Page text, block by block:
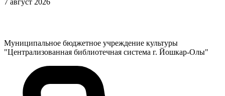
7 август 2026
Муниципальное бюджетное учреждение культуры
"Централизованная библиотечная система г. Йошкар-Олы"